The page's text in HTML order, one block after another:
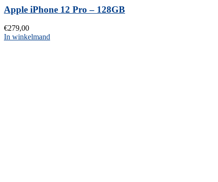
Apple iPhone 12 Pro – 128GB
€279,00
In winkelmand